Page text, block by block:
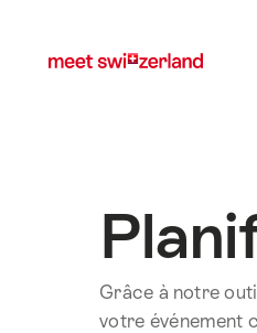
myswitzerland.com
Grâce à notre
votre événement